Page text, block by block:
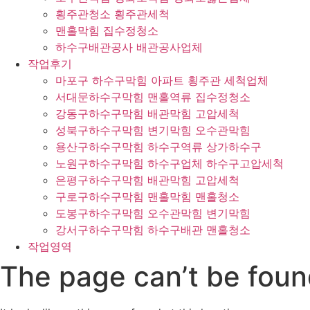
횡주관청소 횡주관세척
맨홀막힘 집수정청소
하수구배관공사 배관공사업체
작업후기
마포구 하수구막힘 아파트 횡주관 세척업체
서대문하수구막힘 맨홀역류 집수정청소
강동구하수구막힘 배관막힘 고압세척
성북구하수구막힘 변기막힘 오수관막힘
용산구하수구막힘 하수구역류 상가하수구
노원구하수구막힘 하수구업체 하수구고압세척
은평구하수구막힘 배관막힘 고압세척
구로구하수구막힘 맨홀막힘 맨홀청소
도봉구하수구막힘 오수관막힘 변기막힘
강서구하수구막힘 하수구배관 맨홀청소
작업영역
The page can’t be